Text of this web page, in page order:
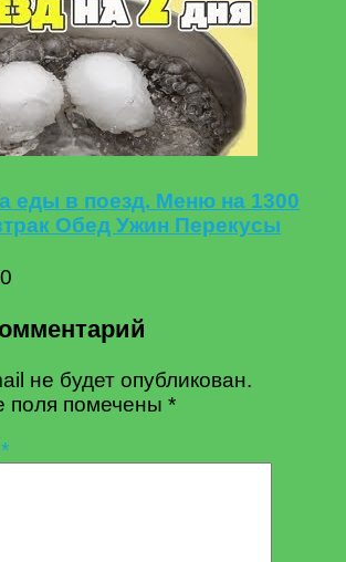
еды в поезд. Меню на 1300
Обед Ужин Перекусы
не будет опубликован.
поля помечены *
*